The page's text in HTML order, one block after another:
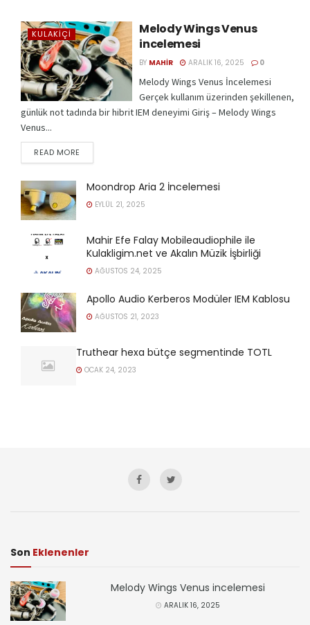
KULAKIÇI
Melody Wings Venus
incelemesi
BY MAHIR ARALIK 16, 2025 0
Melody Wings Venus İncelemesi
Gerçek kullanım üzerinden şekillenen,
günlük not tadında bir hibrit IEM deneyimi Giriş – Melody Wings
Venus...
READ MORE
Moondrop Aria 2 İncelemesi
EYLÜL 21, 2025
Mahir Efe Falay Mobileaudiophile ile
Kulakligim.net ve Akalın Müzik İşbirliği
AĞUSTOS 24, 2025
Apollo Audio Kerberos Modüler IEM Kablosu
AĞUSTOS 21, 2023
Truthear hexa bütçe segmentinde TOTL
OCAK 24, 2023
Son Eklenenler
Melody Wings Venus incelemesi
ARALIK 16, 2025